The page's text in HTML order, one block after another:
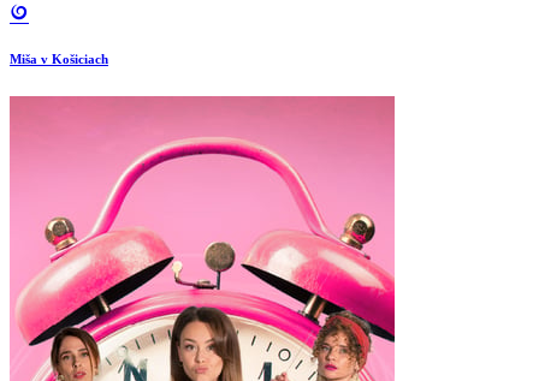
Miša v Košiciach